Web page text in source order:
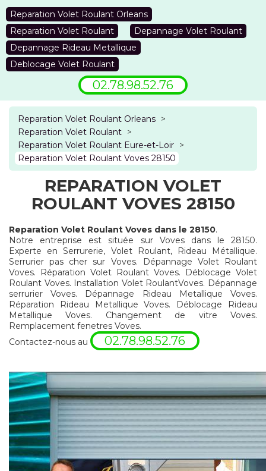
Reparation Volet Roulant Orleans
Reparation Volet Roulant
Depannage Volet Roulant
Depannage Rideau Metallique
Deblocage Volet Roulant
02.78.98.52.76
Reparation Volet Roulant Orleans >
Reparation Volet Roulant >
Reparation Volet Roulant Eure-et-Loir >
Reparation Volet Roulant Voves 28150
REPARATION VOLET
ROULANT VOVES 28150
Reparation Volet Roulant Voves dans le 28150.
Notre entreprise est située sur Voves dans le 28150.
Experte en Serrurerie, Volet Roulant, Rideau Métallique.
Serrurier pas cher sur Voves. Dépannage Volet Roulant
Voves. Réparation Volet Roulant Voves. Déblocage Volet
Roulant Voves. Installation Volet RoulantVoves. Dépannage
serrurier Voves. Dépannage Rideau Metallique Voves.
Réparation Rideau Metallique Voves. Déblocage Rideau
Metallique Voves. Changement de vitre Voves.
Remplacement fenetres Voves.
Contactez-nous au
02.78.98.52.76